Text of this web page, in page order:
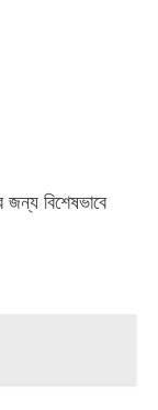
জন্য বিশেষভাবে